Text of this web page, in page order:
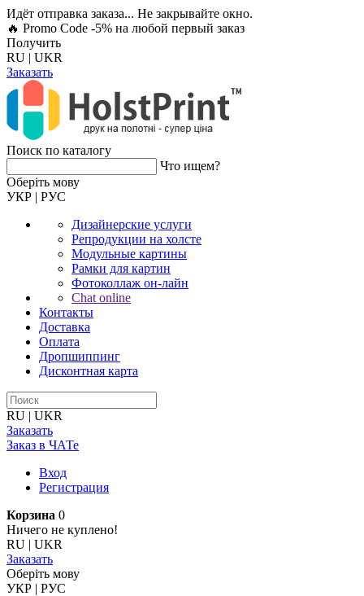
Идёт отправка заказа... Не закрывайте окно.
🔥 Promo Code -5% на любой первый заказ
Получить
RU | UKR
Заказать
Поиск по каталогу
Что ищем?
Оберiть мову
УКР | РУС
Дизайнерские услуги
Репродукции на холсте
Модульные картины
Рамки для картин
Фотоколлаж он-лайн
Chat online
Контакты
Доставка
Оплата
Дропшиппинг
Дисконтная карта
RU | UKR
Заказать
Заказ в ЧАТе
Вход
Регистрация
Корзина 0
Ничего не куплено!
RU | UKR
Заказать
Оберiть мову
УКР | РУС